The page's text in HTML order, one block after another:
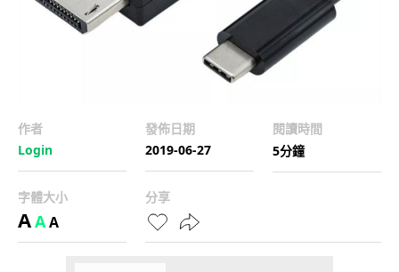
作者
Login
發佈日期
2019-06-27
閱讀時間
5分鐘
字體大小
AAA
分享